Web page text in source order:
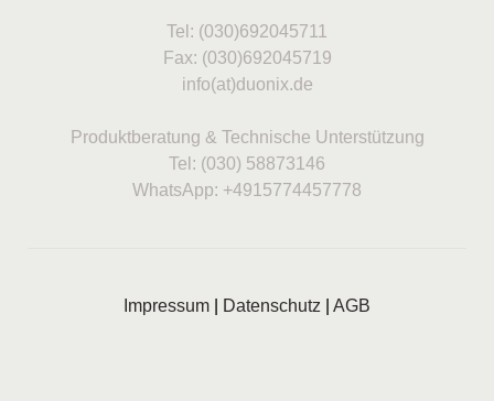
Tel: (030)692045711
Fax: (030)692045719
info(at)duonix.de
Produktberatung & Technische Unterstützung
Tel: (030) 58873146
WhatsApp: +4915774457778
Impressum Datenschutz AGB